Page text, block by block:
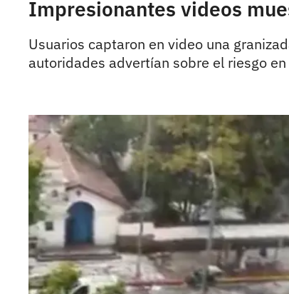
Impresionantes videos
Usuarios captaron en video una
autoridades advertían sobre el riesgo